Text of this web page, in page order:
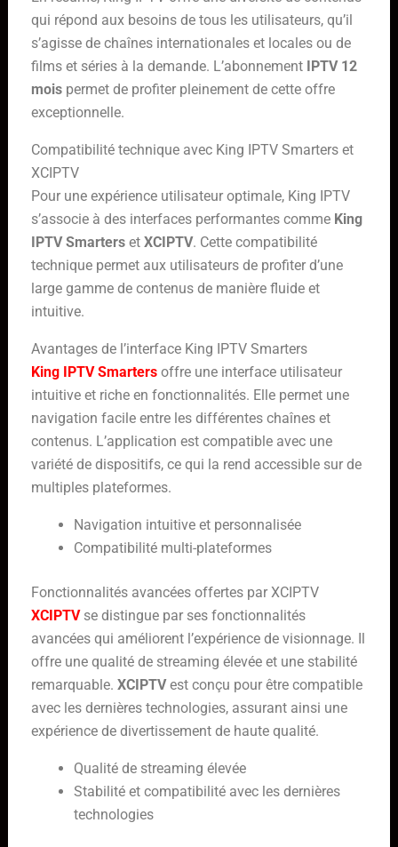
qui répond aux besoins de tous les utilisateurs, qu’il
s’agisse de chaînes internationales et locales ou de
films et séries à la demande. L’abonnement
IPTV 12
moispermet de profiter pleinement de cette offre
exceptionnelle.
Compatibilité technique avec King IPTV Smarters et
XCIPTV
Pour une expérience utilisateur optimale, King IPTV
s’associe à des interfaces performantes comme King
IPTV Smarterset XCIPTV. Cette compatibilité
technique permet aux utilisateurs de profiter d’une
large gamme de contenus de manière fluide et
intuitive.
Avantages de l’interface King IPTV Smarters
King IPTV Smartersoffre une interface utilisateur
intuitive et riche en fonctionnalités. Elle permet une
navigation facile entre les différentes chaînes et
contenus. L’application est compatible avec une
variété de dispositifs, ce qui la rend accessible sur de
multiples plateformes.
Navigation intuitive et personnalisée
Compatibilité multi-plateformes
Fonctionnalités avancées offertes par XCIPTV
XCIPTV se distingue par ses fonctionnalités
avancées qui améliorent l’expérience de visionnage. Il
offre une qualité de streaming élevée et une stabilité
remarquable. XCIPTVest conçu pour être compatible
avec les dernières technologies, assurant ainsi une
expérience de divertissement de haute qualité.
Qualité de streaming élevée
Stabilité et compatibilité avec les dernières
technologies